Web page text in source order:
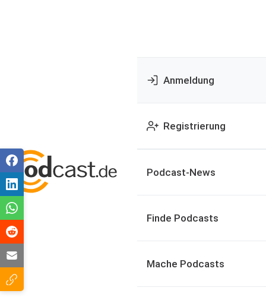
Anmeldung
Registrierung
Podcast-News
Finde Podcasts
Mache Podcasts